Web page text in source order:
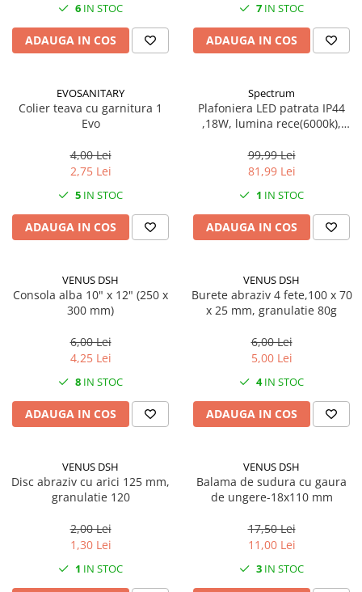
6 IN STOC
ADAUGA IN COS
7 IN STOC
ADAUGA IN COS
EVOSANITARY
Colier teava cu garnitura 1
Evo
4,00 Lei
2,75 Lei
5 IN STOC
ADAUGA IN COS
Spectrum
Plafoniera LED patrata IP44
,18W, lumina rece(6000k),
99,99 Lei
81,99 Lei
1 IN STOC
ADAUGA IN COS
VENUS DSH
Consola alba 10" x 12" (250 x
300 mm)
6,00 Lei
4,25 Lei
8 IN STOC
ADAUGA IN COS
VENUS DSH
Burete abraziv 4 fete,100 x 70
x 25 mm, granulatie 80g
6,00 Lei
5,00 Lei
4IN STOC
ADAUGA IN COS
VENUS DSH
Disc abraziv cu arici 125 mm,
granulatie 120
2,00 Lei
1,30 Lei
1 IN STOC
VENUS DSH
Balama de sudura cu gaura
de ungere-18x110 mm
17,50 Lei
11,00 Lei
3 IN STOC